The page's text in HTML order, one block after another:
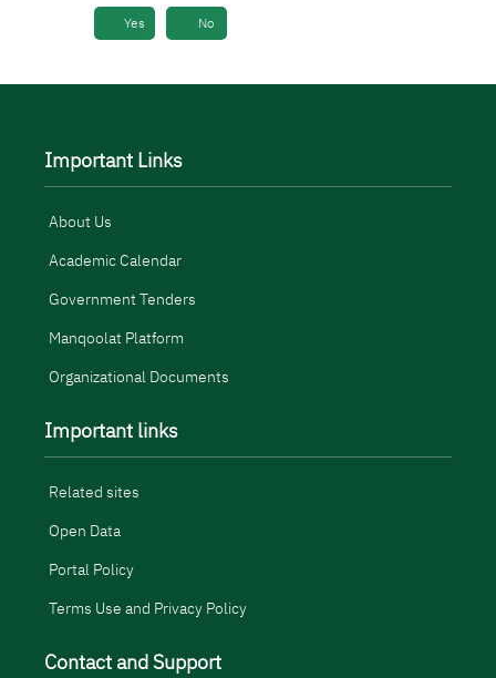
Yes No
Important Links
About Us
Academic Calendar
Government Tenders
Manqoolat Platform
Organizational Documents
Important links
Related sites
Open Data
Portal Policy
Terms Use and Privacy Policy
Contact and Support